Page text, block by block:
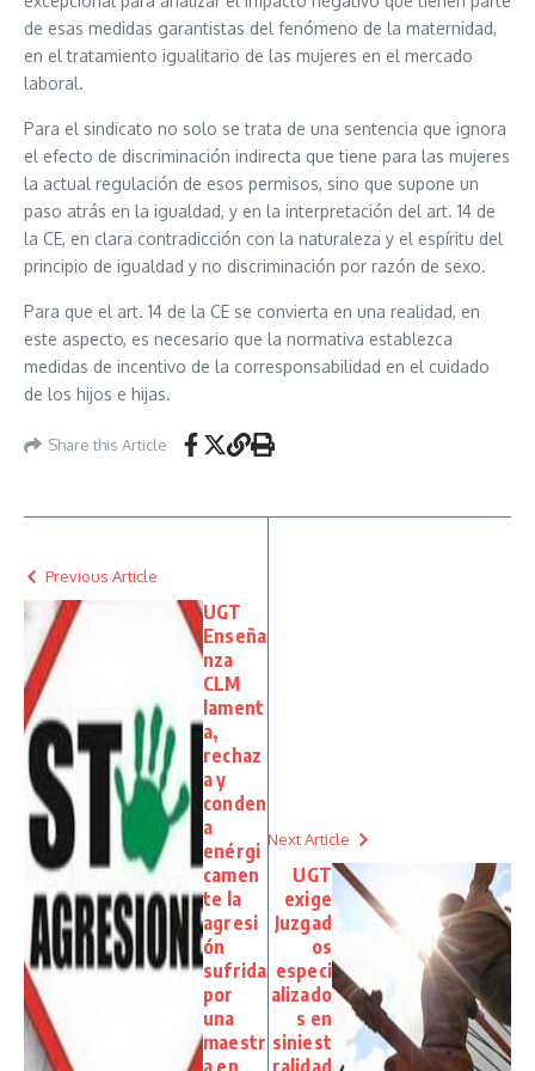
de esas medidas garantistas del fenómeno de la maternidad,
en el tratamiento igualitario de las mujeres en el mercado
laboral.
Para el sindicato no solo se trata de una sentencia que ignora
el efecto de discriminación indirecta que tiene para las mujeres
la actual regulación de esos permisos, sino que supone un
paso atrás en la igualdad, y en la interpretación del art. 14 de
la CE, en clara contradicción con la naturaleza y el espíritu del
principio de igualdad y no discriminación por razón de sexo.
Para que el art. 14 de la CE se convierta en una realidad, en
este aspecto, es necesario que la normativa establezca
medidas de incentivo de la corresponsabilidad en el cuidado
de los hijos e hijas.
Share this Article
Previous Article
UGT
Enseña
nza
CLM
lament
a,
rechaz
a y
conden
a
enérgi
camen
te la
agresi
ón
sufrida
por
una
maestr
a en
Next Article
UGT
exige
Juzgad
os
especi
alizado
s en
siniest
ralidad